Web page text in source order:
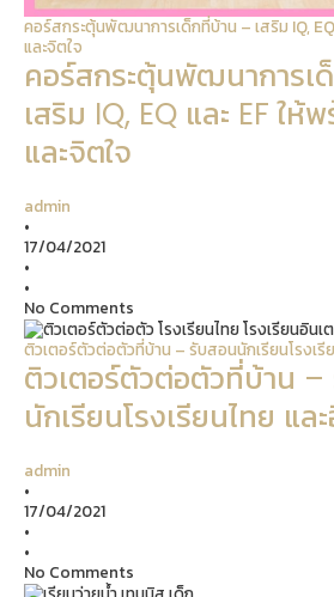
คอร์สกระตุ้นพัฒนาการเด็กที่บ้าน – เสริม IQ,
และจิตใจ
คอร์สกระตุ้นพัฒนาการเ
เสริม IQ, EQ และ EF ให้
และจิตใจ
admin
•
17/04/2021
•
•
No Comments
ติวเตอร์ตัวต่อตัวที่บ้าน – รับสอนนักเรียนโรงเรี
ติวเตอร์ตัวต่อตัวที่บ้าน
นักเรียนโรงเรียนไทย แล
admin
•
17/04/2021
•
•
No Comments